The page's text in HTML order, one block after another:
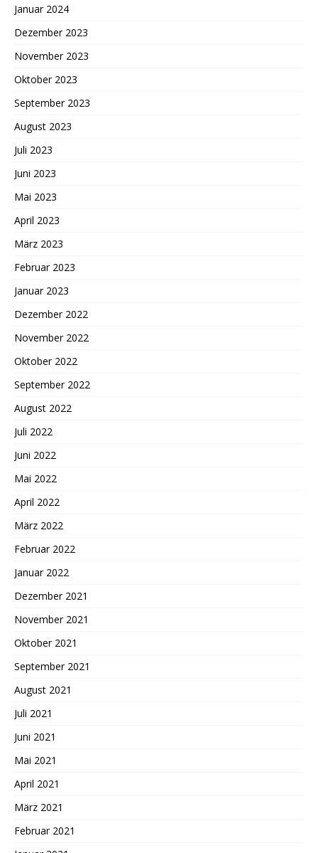
Januar 2024
Dezember 2023
November 2023
Oktober 2023
September 2023
August 2023
Juli 2023
Juni 2023
Mai 2023
April 2023
März 2023
Februar 2023
Januar 2023
Dezember 2022
November 2022
Oktober 2022
September 2022
August 2022
Juli 2022
Juni 2022
Mai 2022
April 2022
März 2022
Februar 2022
Januar 2022
Dezember 2021
November 2021
Oktober 2021
September 2021
August 2021
Juli 2021
Juni 2021
Mai 2021
April 2021
März 2021
Februar 2021